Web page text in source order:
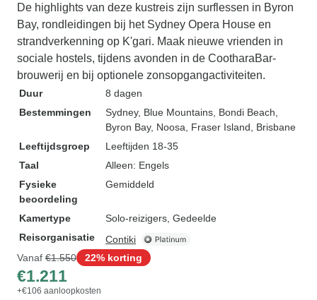
De highlights van deze kustreis zijn surflessen in Byron
Bay, rondleidingen bij het Sydney Opera House en
strandverkenning op K'gari. Maak nieuwe vrienden in
sociale hostels, tijdens avonden in de CootharaBar-
brouwerij en bij optionele zonsopgangactiviteiten.
Duur
8 dagen
Bestemmingen
Sydney, Blue Mountains , Bondi Beach
Byron Bay, Noosa , Fraser Island , Brisbane
Leeftijdsgroep
Leeftijden 18-35
Taal
Alleen: Engels
Fysieke
beoordeling
Gemiddeld
Kamertype
Solo-reizigers, Gedeelde
Reisorganisatie
Contiki
Vanaf €1.550 22% korting
€1.211
+€106 aanloopkosten